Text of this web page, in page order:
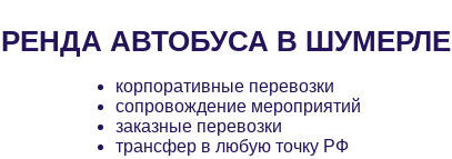
АВТОБУСА В ШУМЕРЛЕ
корпоративные перевозки
сопровождение мероприятий
заказные перевозки
трансфер в любую точку РФ